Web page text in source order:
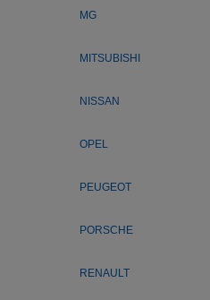
MG
MITSUBISHI
NISSAN
OPEL
PEUGEOT
PORSCHE
RENAULT